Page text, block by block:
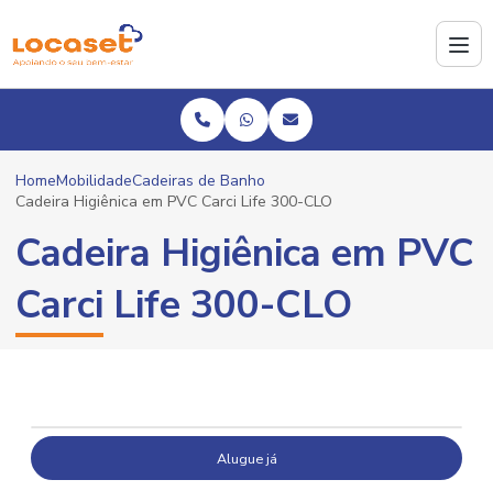
HomeMobilidadeCadeiras de Banho
Cadeira Higiênica em PVC Carci Life 300-CLO
Cadeira Higiênica em PVC
Carci Life 300-CLO
Alugue já